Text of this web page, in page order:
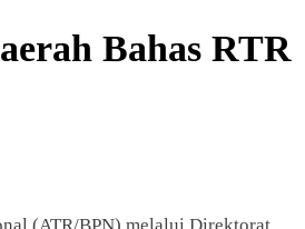
Bahas RTR
(ATR/BPN) melalui Direktorat